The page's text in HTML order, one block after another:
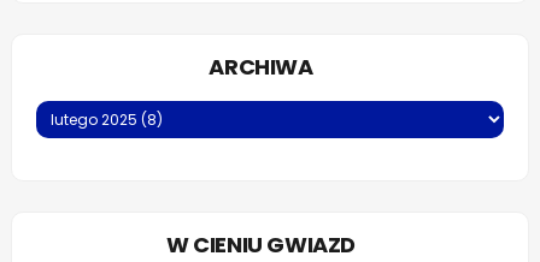
ARCHIWA
W CIENIU GWIAZD